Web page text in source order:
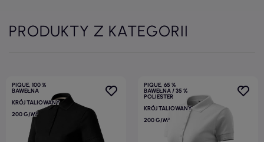
PRODUKTY Z KATEGORII
PIQUE, 100 %
BAWEŁNA
KRÓJ TALIOWANY
200 G/M²
PIQUE, 65 %
BAWEŁNA / 35 %
POLIESTER
KRÓJ TALIOWANY
200 G/M²